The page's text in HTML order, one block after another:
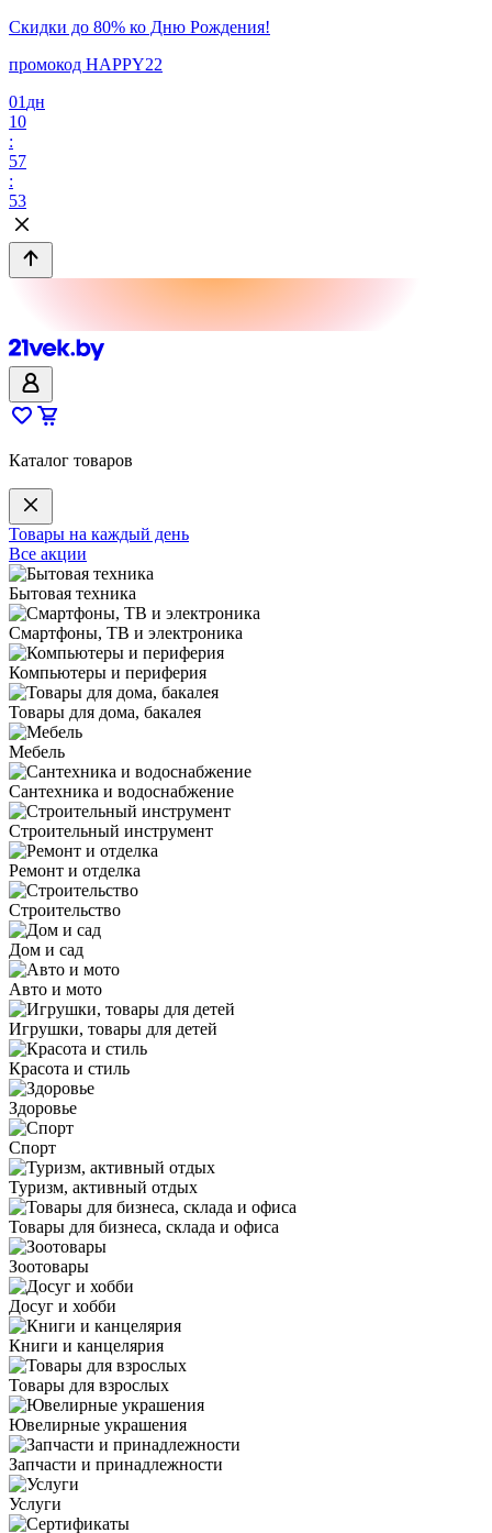
Скидки до 80% ко Дню Рождения!
промокод HAPPY22
01 дн
10
:
57
:
53
Каталог товаров
Товары на каждый день
Все акции
Бытовая техника
Смартфоны, ТВ и электроника
Компьютеры и периферия
Товары для дома, бакалея
Мебель
Сантехника и водоснабжение
Строительный инструмент
Ремонт и отделка
Строительство
Дом и сад
Авто и мото
Игрушки, товары для детей
Красота и стиль
Здоровье
Спорт
Туризм, активный отдых
Товары для бизнеса, склада и офиса
Зоотовары
Досуг и хобби
Книги и канцелярия
Товары для взрослых
Ювелирные украшения
Запчасти и принадлежности
Услуги